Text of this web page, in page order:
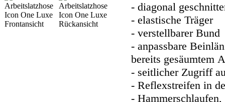
- diagonal
- elastische Träger
- verstellbarer Bund
- anpassbare
bereits gesäumtem
- seitlicher Zugriff
- Reflexstreifen in
-